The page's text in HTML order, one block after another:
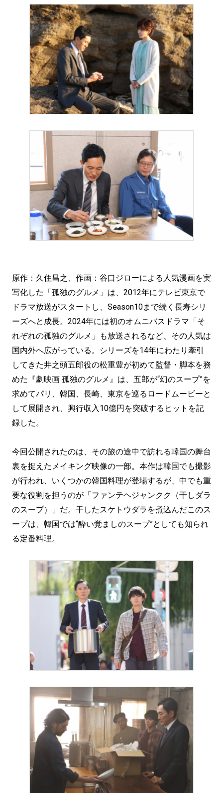
原作：久住昌之、作画：谷口ジローによる人気漫画を実
写化した「孤独のグルメ」は、2012年にテレビ東京で
ドラマ放送がスタートし、Season10まで続く長寿シリ
ーズへと成長。2024年には初のオムニバスドラマ「そ
れぞれの孤独のグルメ」も放送されるなど、その人気は
国内外へ広がっている。シリーズを14年にわたり牽引
してきた井之頭五郎役の松重豊が初めて監督・脚本を務
めた『劇映画 孤独のグルメ』は、五郎が“幻のスープ”を
求めてパリ、韓国、長崎、東京を巡るロードムービーと
して展開され、興行収入10億円を突破するヒットを記
録した。
今回公開されたのは、その旅の途中で訪れる韓国の舞台
裏を捉えたメイキング映像の一部。本作は韓国でも撮影
が行われ、いくつかの韓国料理が登場するが、中でも重
要な役割を担うのが「ファンテヘジャンクク（干しダラ
のスープ）」だ。干したスケトウダラを煮込んだこのス
ープは、韓国では“酔い覚ましのスープ”としても知られ
る定番料理。